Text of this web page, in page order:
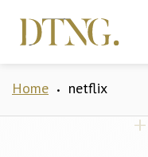
Home • netflix